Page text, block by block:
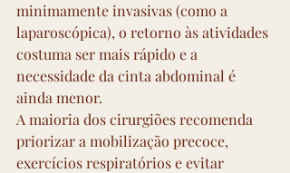
minimamente invasivas (como a
laparoscópica), o retorno às atividades
costuma ser mais rápido e a
necessidade da cinta abdominal é
ainda menor.
A maioria dos cirurgiões recomenda
priorizar a mobilização precoce,
exercícios respiratórios e evitar